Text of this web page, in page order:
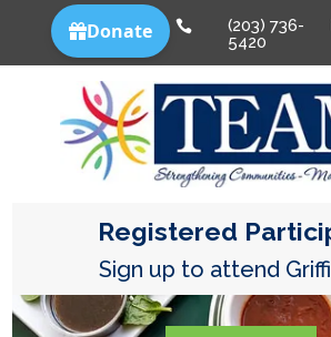

(203) 736-
5420
Registered
Sign up to attend